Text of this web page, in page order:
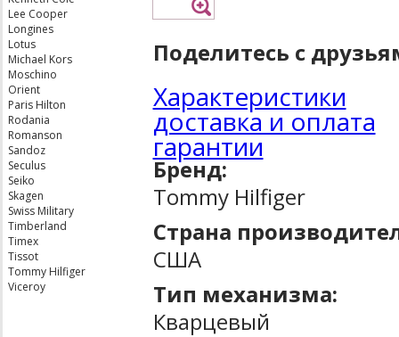
Lee Cooper
Longines
Lotus
Michael Kors
Moschino
Orient
Paris Hilton
Rodania
Romanson
Sandoz
Seculus
Seiko
Skagen
Swiss Military
Timberland
Timex
Tissot
Tommy Hilfiger
Viceroy
Поделитесь с
Характеристики
доставка и оплата
гарантии
Бренд:
Tommy Hilfiger
Страна
США
Тип механизма:
Кварцевый